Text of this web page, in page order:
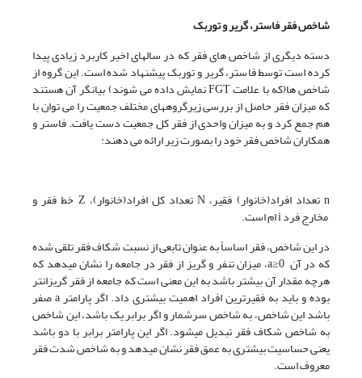
شاخصفقرفاستر،گریروتوربک
دسته دیگری از شاخص های فقر که در سالهای اخیر کاربرد زیادی پیدا
کرده است توسط فاستر، گریر و توربک پیشنهاد شده است. این گروه از
شاخص ها(که با علامت FGT نمایش داده می شوند) بیانگر آن هستند
که میزان فقر حاصل از بررسی زیرگروههای مختلف جمعیت را می توان با
هم جمع کرد و به میزان واحدی از فقر کل جمعیت دست یافت. فاستر و
همکاران شاخص فقر خود را بصورت زیر ارائه می دهند:
n تعداد افراد(خانوار) فقیر، N تعداد کل افراد(خانوار)، Z خط فقر و
مخارج فرد i ام است.
در این شاخص، فقر اساساً به عنوان تابعی از نسبت شکاف فقر تلقی شده
که در آن a≥0، میزان تنفر و گریز از فقر در جامعه را نشان میدهد که
هرچه مقدار آن بیشتر باشد به این معنی است که جامعه از فقر گریزانتر
بوده و باید به فقیرترین افراد اهمیت بیشتری داد. اگر پارامتر a صفر
باشد این شاخص، به شاخص سرشمار و اگر برابر یک باشد، این شاخص
به شاخص شکاف فقر تبدیل میشود. اگر این پارامتر برابر با دو باشد
یعنی حساسیت بیشتری به عمق فقر نشان میدهد و به شاخص شدت فقر
معروف است.